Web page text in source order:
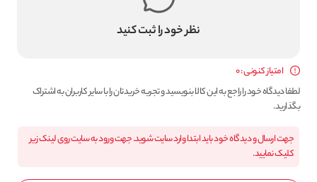
نظر خود را ثبت کنید
امتیاز کنونی : 0
لطفا دیدگاه خود را راجع به این کالا بنویسید و تجربه خریدتان را با سایر کاربران به اشتراک
بگذارید.
جهت ارسال و دیدگاه خود باید ابتدا وارد سایت شوید. جهت ورود به سایت روی لینک زیر
کلیک نمایید.